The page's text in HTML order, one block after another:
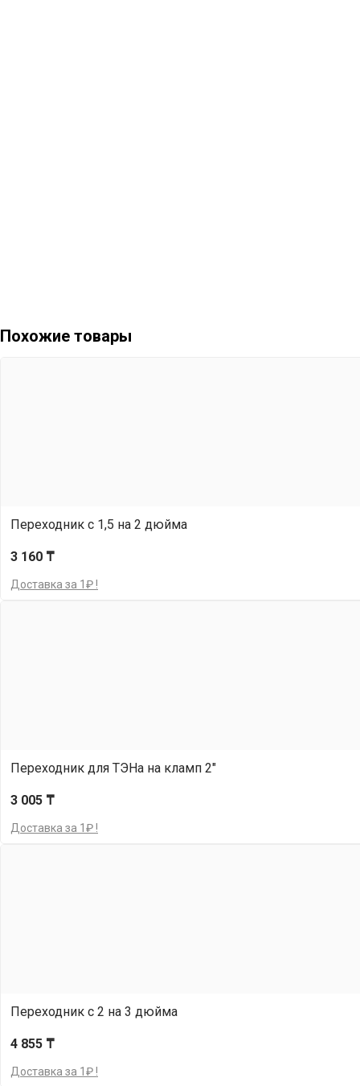
Похожие товары
Переходник с 1,5 на 2 дюйма
3 160 ₸
Доставка за 1₽ !
Переходник для ТЭНа на кламп 2"
3 005 ₸
Доставка за 1₽ !
Переходник с 2 на 3 дюйма
4 855 ₸
Доставка за 1₽ !